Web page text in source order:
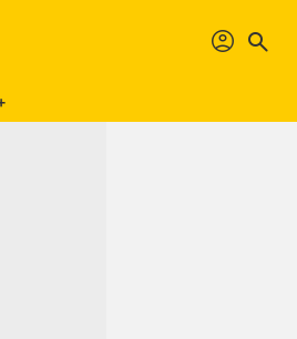
profil search